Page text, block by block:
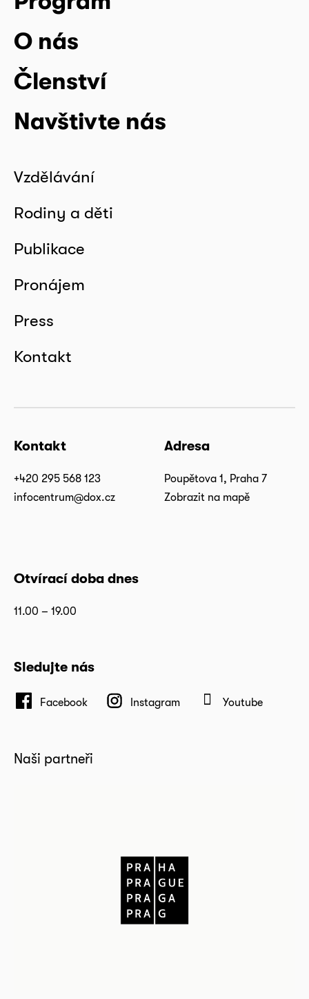
O nás
Členství
Navštivte nás
Vzdělávání
Rodiny a děti
Publikace
Pronájem
Press
Kontakt
Kontakt
+420 295 568 123
infocentrum@dox.cz
Adresa
Poupětova 1, Praha 7
Zobrazit na mapě
Otvírací doba dnes
11.00 – 19.00
Sledujte nás
Facebook Instagram Youtube
Naši partneři